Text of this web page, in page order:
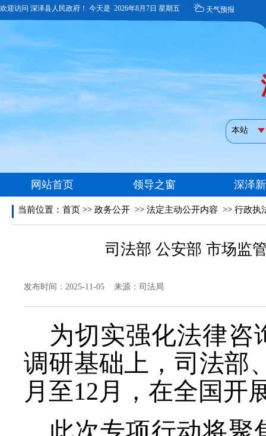
当前位置： 首页 >> 政务公开 >> 法定主动公开内容 >> 行政执
司法部 公安部 市场监
发布时间：2025-11-05 来源：司法局
为切实强化法律咨
调研基础上，司法部
月至12月，在全国开